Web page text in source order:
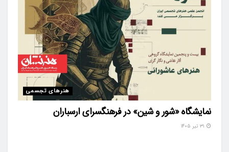
هنرهای تجسمی
نمایشگاه «شور و شین» در فرهنگسرای ارسباران